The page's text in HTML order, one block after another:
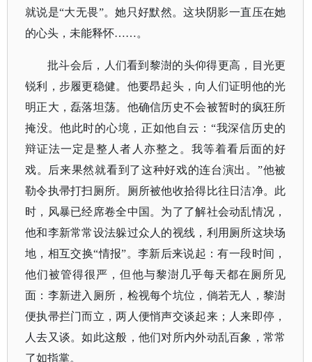
就说是“大无畏”。她只好默然。这块阴影一直压在她
的心头，未能释怀……。
批斗会后，人们看到黎澍的头仰得更高，目光更
锐利，步履更稳健。他要昂起头，向人们证明他的光
明正大，磊落坦荡。他确信历史不会被暂时的疯狂所
掩没。他此时的心境，正如他自云：“我深信历史的
辩证法一定是整人者人亦整之。我等着看后面的好
戏。后来果然就看到了这种好戏的连台演出。”他被
勒令执帚打扫厕所。厕所被他收拾得比往日洁净。此
时，风暴已经席卷全中国。为了了解社会动乱情况，
他和李新常常设法躲过众人的视线，利用厕所这块场
地，相互交换“情报”。李新后来说起：有一段时间，
他们被管得很严，但他与黎澍几乎每天都在厕所见
面：李新进入厕所，检视每个坑位，倘若无人，黎澍
便执帚拦门而立，两人便悄声交谈起来；人来即停，
人去又谈。如此这般，他们对所内外动乱百象，常常
了如指掌。